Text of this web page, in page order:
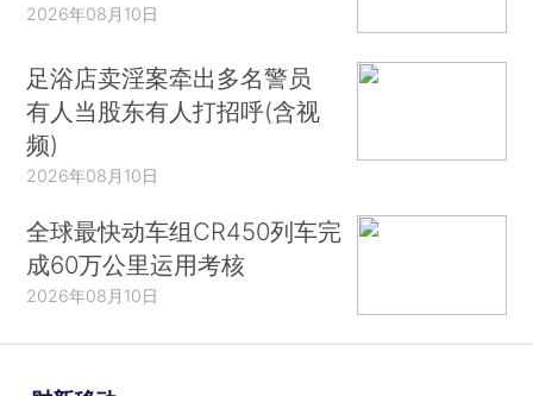
2026年08月10日
足浴店卖淫案牵出多名警员
有人当股东有人打招呼(含视
频)
2026年08月10日
全球最快动车组CR450列车完
成60万公里运用考核
2026年08月10日